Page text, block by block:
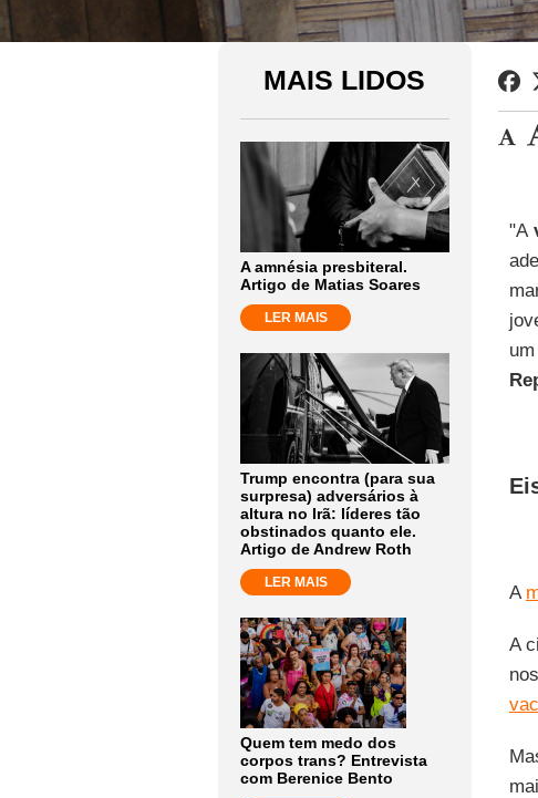
MAIS LIDOS
A amnésia presbiteral.
Artigo de Matias Soares
LER MAIS
Trump encontra (para sua
surpresa) adversários à
altura no Irã: líderes tão
obstinados quanto ele.
Artigo de Andrew Roth
LER MAIS
Quem tem medo dos
corpos trans? Entrevista
com Berenice Bento
"A
A
A